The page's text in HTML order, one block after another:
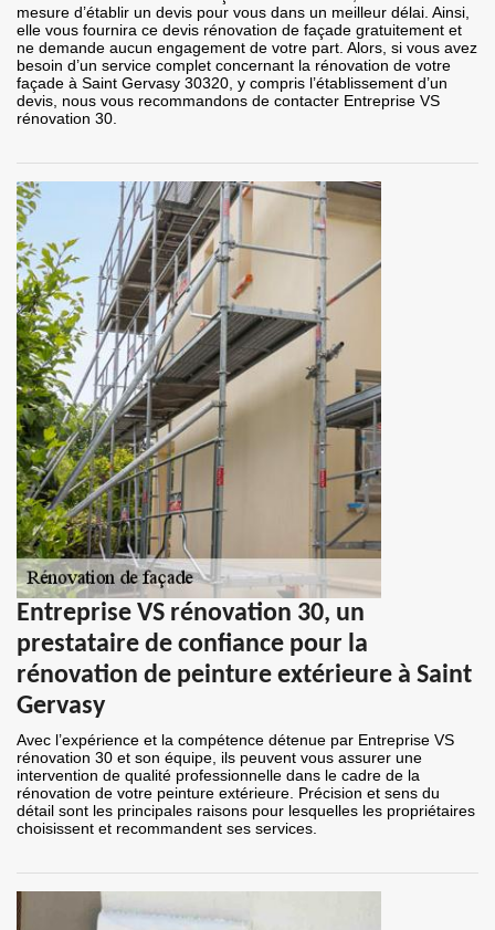
mesure d’établir un devis pour vous dans un meilleur délai. Ainsi,
elle vous fournira ce devis rénovation de façade gratuitement et
ne demande aucun engagement de votre part. Alors, si vous avez
besoin d’un service complet concernant la rénovation de votre
façade à Saint Gervasy 30320, y compris l’établissement d’un
devis, nous vous recommandons de contacter Entreprise VS
rénovation 30.
Entreprise VS rénovation 30, un
prestataire de confiance pour la
rénovation de peinture extérieure à Saint
Gervasy
Avec l’expérience et la compétence détenue par Entreprise VS
rénovation 30 et son équipe, ils peuvent vous assurer une
intervention de qualité professionnelle dans le cadre de la
rénovation de votre peinture extérieure. Précision et sens du
détail sont les principales raisons pour lesquelles les propriétaires
choisissent et recommandent ses services.